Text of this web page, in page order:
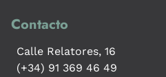
Contacto
Calle Relatores, 16
(+34) 91 369 46 49